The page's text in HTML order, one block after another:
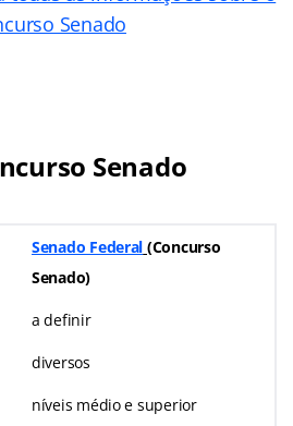
Senado
Senado
Senado Federal (Concurso
Senado)
a definir
diversos
níveis médio e superior